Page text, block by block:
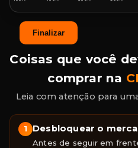
Finalizar
Coisas que você
comprar na
Leia com atenção para
1 Desbloquear o
Antes de seguir em